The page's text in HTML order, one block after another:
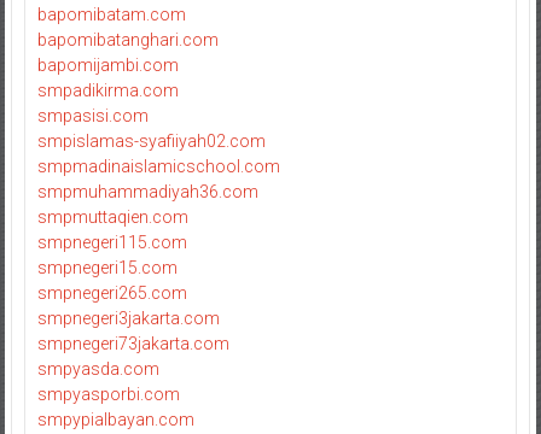
bapomibatam.com
bapomibatanghari.com
bapomijambi.com
smpadikirma.com
smpasisi.com
smpislamas-syafiiyah02.com
smpmadinaislamicschool.com
smpmuhammadiyah36.com
smpmuttaqien.com
smpnegeri115.com
smpnegeri15.com
smpnegeri265.com
smpnegeri3jakarta.com
smpnegeri73jakarta.com
smpyasda.com
smpyasporbi.com
smpypialbayan.com